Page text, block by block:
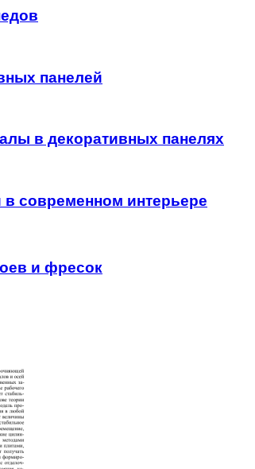
панелей
в декоративных панелях
современном интерьере
и фресок